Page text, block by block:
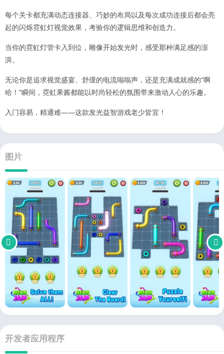
每个关卡都充满动态连接器、巧妙的布局以及每次成功连接后都会亮
起的闪烁霓虹灯视觉效果，考验你的逻辑思维和创造力。
当你的霓虹灯管卡入到位，雕像开始发光时，感受那种满足感的澎
湃。
无论你是追求视觉盛宴、舒缓的电流嗡嗡声，还是充满成就感的“啊
哈！”瞬间，霓虹果酱都能以时尚轻松的氛围带来激动人心的乐趣。
入门容易，精通难——这款发光益智游戏老少皆宜！
图片
开发者应用程序